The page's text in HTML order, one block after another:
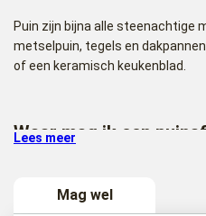
Puin zijn bijna alle steenachtige
metselpuin, tegels en
of een keramisch keukenblad.
Waar mag ik een
Een puinafval container is
dat afkomstig is van
Lees meer
Mag wel